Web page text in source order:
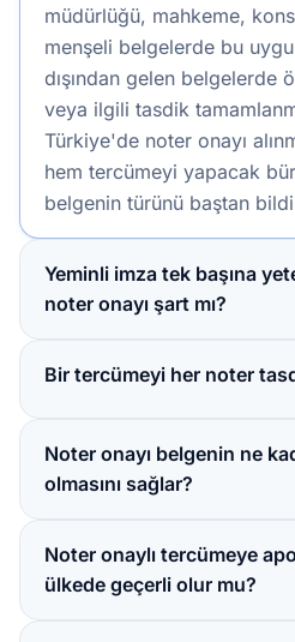
müdürlüğü, mahkeme,
menşeli belgelerde bu
dışından gelen belgelerde
veya ilgili tasdik
Türkiye'de noter onayı
hem tercümeyi yapacak
belgenin türünü baştan
Yeminli imza tek başına
noter onayı şart mı?
Bir tercümeyi her noter
Noter onayı belgenin ne
olmasını sağlar?
Noter onaylı tercümeye
ülkede geçerli olur mu?